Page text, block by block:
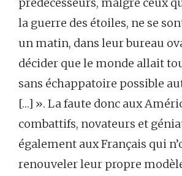
la guerre des étoiles, ne se
un matin, dans leur bureau
décider que le monde allait
sans échappatoire possible
[…] ». La faute donc aux
combattifs, novateurs et
également aux Français qui
renouveler leur propre